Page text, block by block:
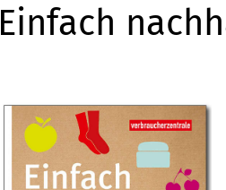
Einfach